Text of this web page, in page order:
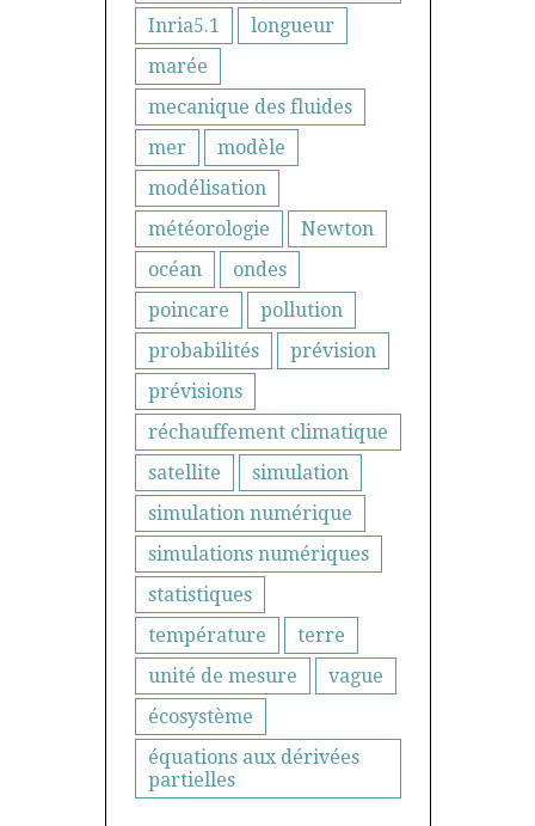
Inria5.1
longueur
marée
mecanique des fluides
mer
modèle
modélisation
météorologie
Newton
océan
ondes
poincare
pollution
probabilités
prévision
prévisions
réchauffement climatique
satellite
simulation
simulation numérique
simulations numériques
statistiques
température
terre
unité de mesure
vague
écosystème
équations aux dérivées
partielles